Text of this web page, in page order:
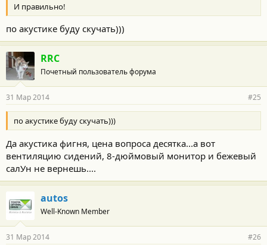
и
:
И правильно!
по акустике буду скучать)))
RRC
Почетный пользователь форума
31 Мар 2014 #25
по акустике буду скучать)))
Да акустика фигня, цена вопроса десятка...а вот
вентиляцию сидений, 8-дюймовый монитор и бежевый
салУн не вернешь....
autos
Well-Known Member
31 Мар 2014 #26